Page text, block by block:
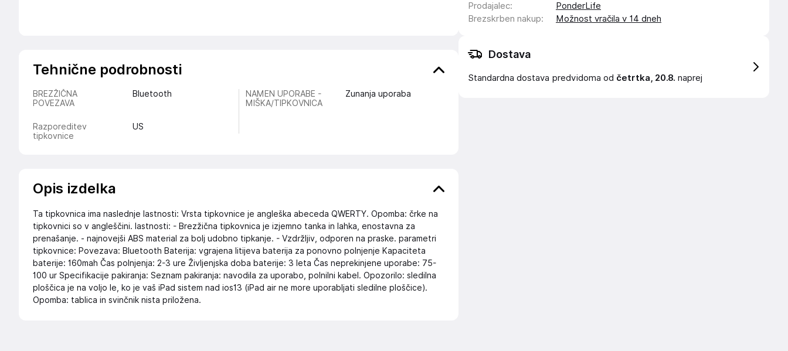
Tehnične podrobnosti
BREZŽIČNA
POVEZAVA
Bluetooth
NAMEN UPORABE -
MIŠKA/TIPKOVNICA
Zunanja uporaba
Razporeditev
tipkovnice
US
Opis izdelka
Ta tipkovnica ima naslednje lastnosti: Vrsta tipkovnice je angleška abeceda QWERTY. Opomba: črke na
tipkovnici so v angleščini. lastnosti: - Brezžična tipkovnica je izjemno tanka in lahka, enostavna za
prenašanje. - najnovejši ABS material za bolj udobno tipkanje. - Vzdržljiv, odporen na praske. parametri
tipkovnice: Povezava: Bluetooth Baterija: vgrajena litijeva baterija za ponovno polnjenje Kapaciteta
baterije: 160mah Čas polnjenja: 2-3 ure Življenjska doba baterije: 3 leta Čas neprekinjene uporabe: 75-
100 ur Specifikacije pakiranja: Seznam pakiranja: navodila za uporabo, polnilni kabel. Opozorilo: sledilna
ploščica je na voljo le, ko je vaš iPad sistem nad ios13 (iPad air ne more uporabljati sledilne ploščice).
Opomba: tablica in svinčnik nista priložena.
Prodajalec:
PonderLife
Brezskrben nakup: Možnost vračila v 14 dneh
Dostava
Standardna dostava predvidoma od četrtka, 20.8. naprej